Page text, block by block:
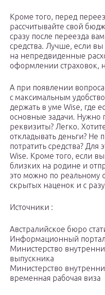
Кроме того, перед
рассчитывайте свой
сразу после переезда
средства. Лучше, если
на непредвиденные
оформлении страховок,
А при появлении вопроса
с максимальным
держать в уме Wise, где
основные задачи. Нужно
реквизиты? Легко.
откладывать деньги? Не
потратить средства? Для
Wise. Кроме того, если
близких на родине и
это можно по реальному
скрытых наценок и с
Источники :
Австралийское бюро
Информационный
Министерство
выпускника
Министерство
временная рабочая виза